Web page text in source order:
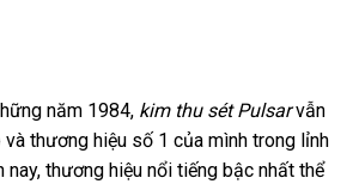
năm 1984, kim thu sét Pulsarvẫn
thương hiệu số 1 của mình trong lỉnh
thương hiệu nổi tiếng bậc nhất thể